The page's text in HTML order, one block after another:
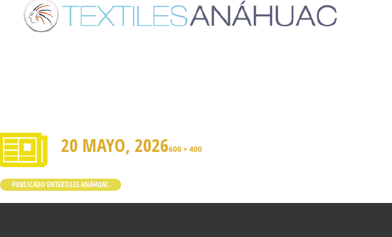
20 MAYO, 2026600 × 400
PUBLICADO ENTEXTILES ANÁHUAC